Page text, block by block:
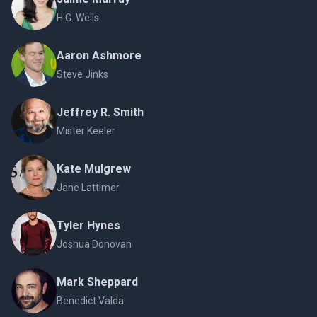
H.G. Wells
Aaron Ashmore
Steve Jinks
Jeffrey R. Smith
Mister Keeler
Kate Mulgrew
Jane Lattimer
Tyler Hynes
Joshua Donovan
Mark Sheppard
Benedict Valda